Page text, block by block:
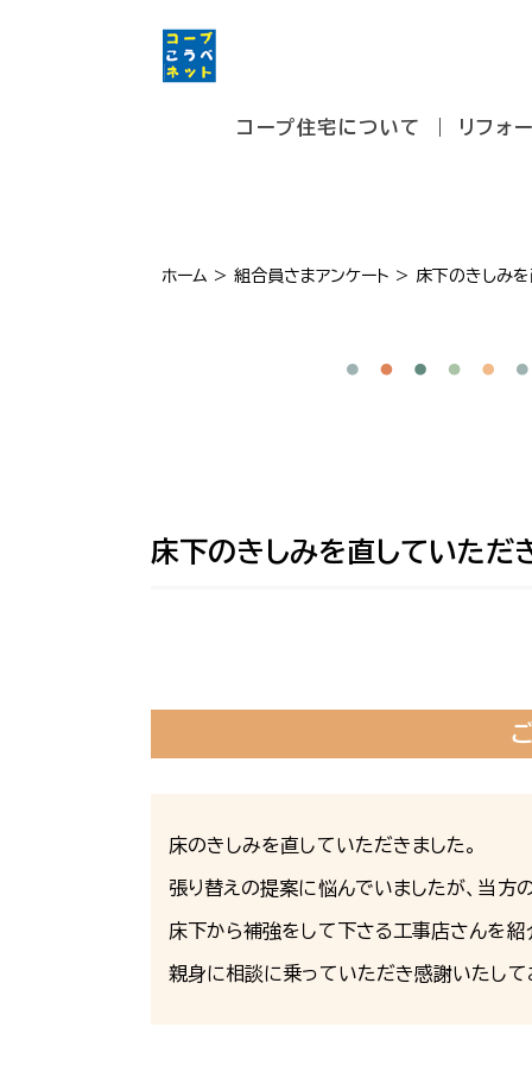
コープ住宅について リフォ
ホーム > 組合員さまアンケート > 床下のきしみ
床下のきしみを直していただ
床のきしみを直していただきました。
張り替えの提案に悩んでいましたが、当方
床下から補強をして下さる工事店さんを紹
親身に相談に乗っていただき感謝いたして